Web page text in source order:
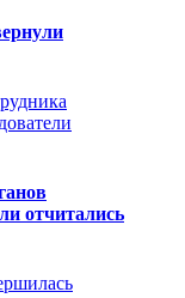
отчитались